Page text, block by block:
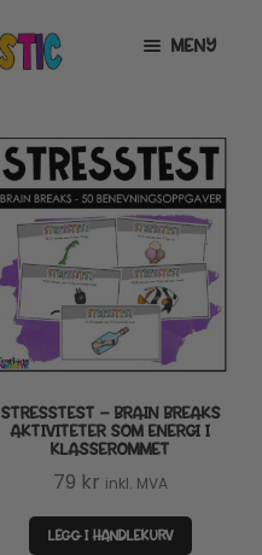
MENY
UNDERMENY
UTVID
UNDERMENY
UTVID
UNDERMENY
UTVID
STRESSTEST – BRAIN BREAKS
AKTIVITETER SOM ENERGI I
KLASSEROMMET
79 kr inkl. MVA
LEGG I HANDLEKURV